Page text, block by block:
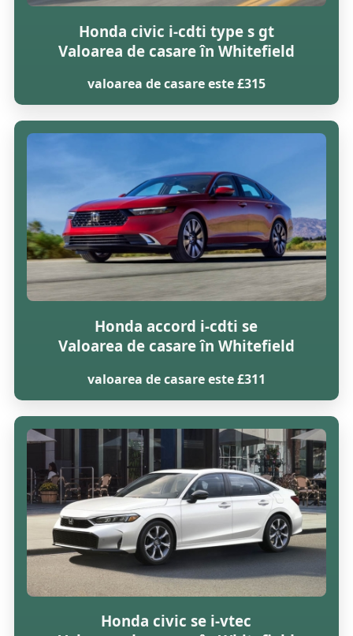
Honda civic i-cdti type s gt
Valoarea de casare în Whitefield
valoarea de casare este £315
Honda accord i-cdti se
Valoarea de casare în Whitefield
valoarea de casare este £311
Honda civic se i-vtec